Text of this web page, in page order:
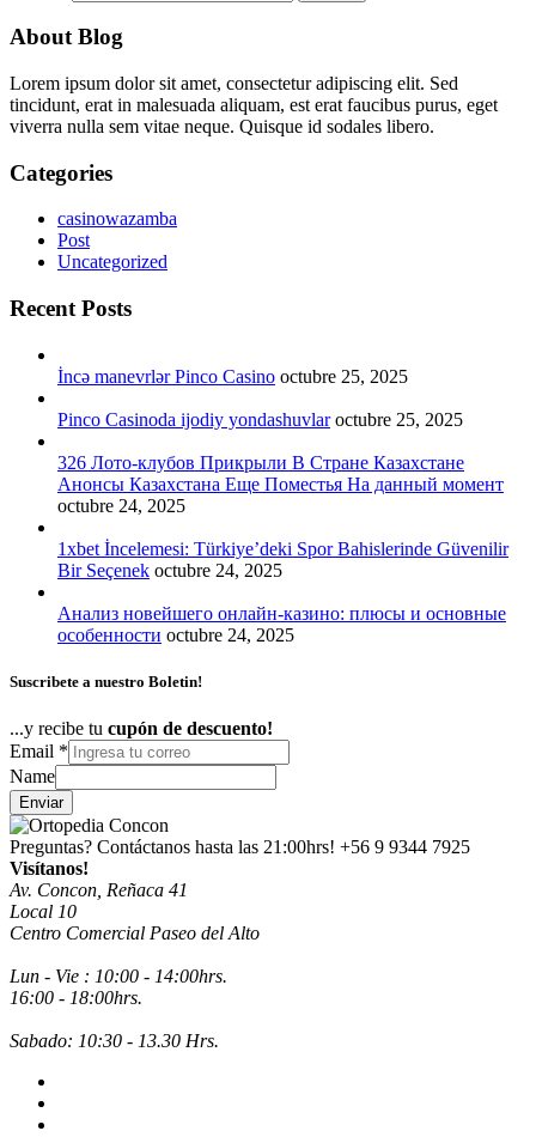
About Blog
Lorem ipsum dolor sit amet, consectetur adipiscing elit. Sed
tincidunt, erat in malesuada aliquam, est erat faucibus purus, eget
viverra nulla sem vitae neque. Quisque id sodales libero.
Categories
casinowazamba
Post
Uncategorized
Recent Posts
İncə manevrlər Pinco Casino octubre 25, 2025
Pinco Casinoda ijodiy yondashuvlar octubre 25, 2025
326 Лото-клубов Прикрыли В Стране Казахстане
Анонсы Казахстана Еще Поместья На данный момент
octubre 24, 2025
1xbet İncelemesi: Türkiye’deki Spor Bahislerinde Güvenilir
Bir Seçenek octubre 24, 2025
Анализ новейшего онлайн-казино: плюсы и основные
особенности octubre 24, 2025
Suscribete a nuestro Boletin!
...y recibe tu cupón de descuento!
Email *
Name
Enviar
Preguntas? Contáctanos hasta las 21:00hrs! +56 9 9344 7925
Visítanos!
Av. Concon, Reñaca 41
Local 10
Centro Comercial Paseo del Alto
Lun - Vie : 10:00 - 14:00hrs.
16:00 - 18:00hrs.
Sabado: 10:30 - 13.30 Hrs.